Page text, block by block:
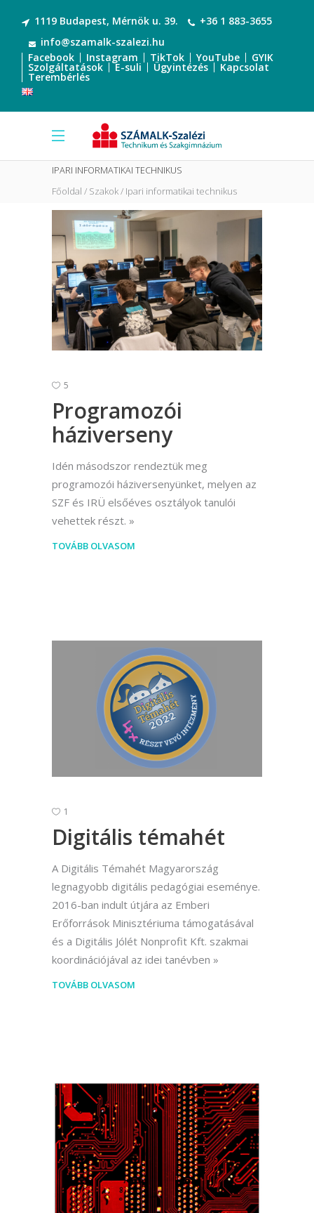
1119 Budapest, Mérnök u. 39.
+36 1 883-3655
info@szamalk-szalezi.hu
Facebook
Instagram TikTok YouTube GYIK
Szolgáltatások E-suli Ügyintézés Kapcsolat
Terembérlés
IPARI INFORMATIKAI TECHNIKUS
Főoldal Szakok Ipari informatikai technikus
5
Programozói
háziverseny
Idén másodszor rendeztük meg
programozói háziversenyünket, melyen az
SZF és IRÜ elsőéves osztályok tanulói
vehettek részt.
TOVÁBB OLVASOM
1
Digitális témahét
A Digitális Témahét Magyarország
legnagyobb digitális pedagógiai eseménye.
2016-ban indult útjára az Emberi
Erőforrások Minisztériuma támogatásával
és a Digitális Jólét Nonprofit Kft. szakmai
koordinációjával az idei tanévben
TOVÁBB OLVASOM